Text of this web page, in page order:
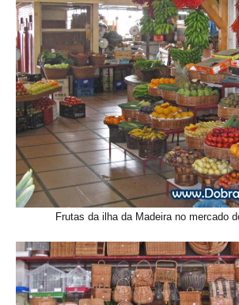
Frutas da ilha da Madeira no mercado